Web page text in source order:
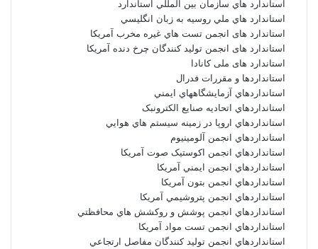
استاندارد هاي سازمان بين المللي استاندارد
استاندارد هاي ملي روسيه به زبان انگليسي
استاندارد های انجمن تست هاي غيره مخرب آمريکا
استاندارد های انجمن توليد کنندگان چرخ دنده آمريکا
استاندارد های ملی کانادا
استانداردها و مقررات فدرال
استانداردهاي آزمايشگاههاي ايمني
استانداردهاي اتحاديه صنايع الکترونبک
استانداردهاي اروپا در زمينه سيستم هاي هوايي
استانداردهاي انجمن آلومينيوم
استانداردهاي انجمن اکوستيک صوت آمريکا
استانداردهاي انجمن ايمني آمريکا
استانداردهاي انجمن بتون آمريکا
استانداردهاي انجمن پتروشيمي آمريکا
استانداردهاي انجمن پوشش و روکشش هاي محافظتي
استانداردهاي انجمن تست مواد آمريکا
استانداردهاي انجمن توليد کنندگان مفاصل ارتجاعي